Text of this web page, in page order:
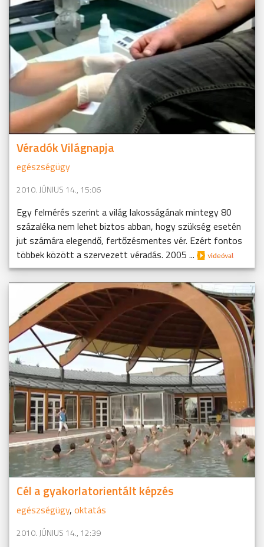
Véradók Világnapja
egészségügy
2010. JÚNIUS 14., 15:06
Egy felmérés szerint a világ lakosságának mintegy 80
százaléka nem lehet biztos abban, hogy szükség esetén
jut számára elegendő, fertőzésmentes vér. Ezért fontos
többek között a szervezett véradás. 2005 ...
Cél a gyakorlatorientált képzés
egészségügy, oktatás
2010. JÚNIUS 14., 12:39